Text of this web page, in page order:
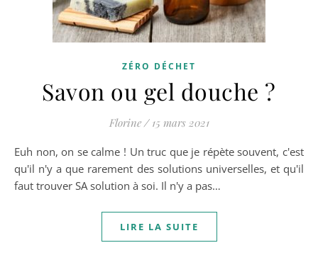
ZÉRO DÉCHET
Savon ou gel douche ?
Florine / 15 mars 2021
Euh non, on se calme ! Un truc que je répète souvent, c'est
qu'il n'y a que rarement des solutions universelles, et qu'il
faut trouver SA solution à soi. Il n'y a pas…
LIRE LA SUITE